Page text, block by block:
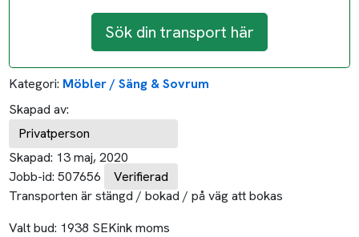
Sök din transport här
Kategori: Möbler / Säng & Sovrum
Skapad av:
Privatperson
Skapad: 13 maj, 2020
Jobb-id: 507656
Verifierad
Transporten är stängd / bokad / på väg att bokas
Valt bud: 1938 SEKink moms